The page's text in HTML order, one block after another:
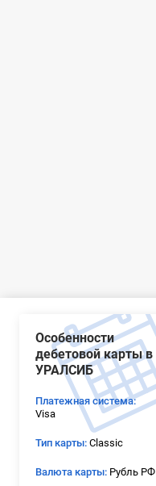
Особенности
дебетовой карты в
УРАЛСИБ
Платежная система:
Visa
Тип карты: Classic
Валюта карты: Рубль РФ